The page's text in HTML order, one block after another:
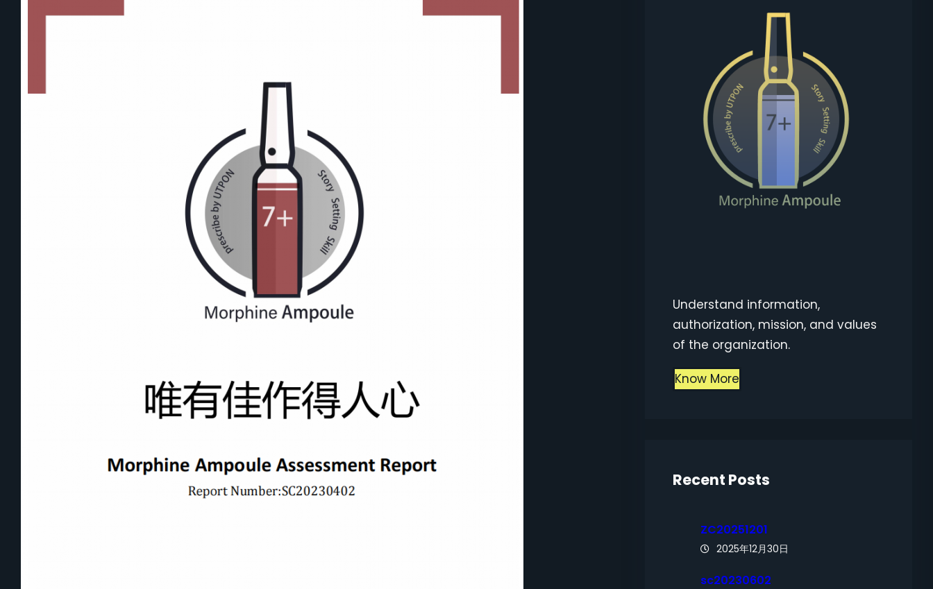
Understand information,
authorization, mission, and values
of the organization.
Know More
Recent Posts
ZC20251201
2025年12月30日
sc20230602